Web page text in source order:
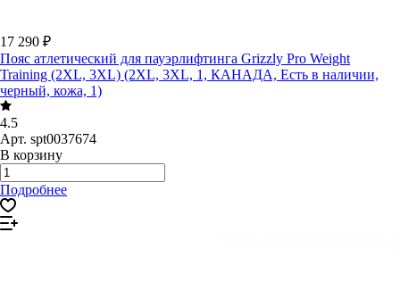
17 290 ₽
Пояс атлетический для пауэрлифтинга Grizzly Pro Weight
Training (2XL, 3XL) (2XL, 3XL, 1, КАНАДА, Есть в наличии,
черный, кожа, 1)
4.5
Арт. spt0037674
В корзину
Подробнее